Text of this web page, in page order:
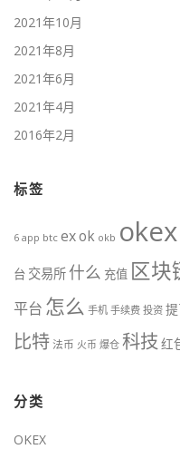
2021年10月
2021年8月
2021年6月
2021年4月
2016年2月
标签
6 app btc exok okb okex
台 交易所 什么 充值 区块
平台 怎么 手机 手续费 投资
比特法币 火币 爆仓 科技 红
分类
OKEX